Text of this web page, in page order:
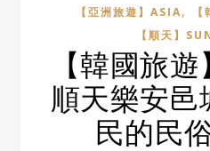
【亞洲旅遊】ASIA,
【順天】
【韓國旅
順天樂安
民的民